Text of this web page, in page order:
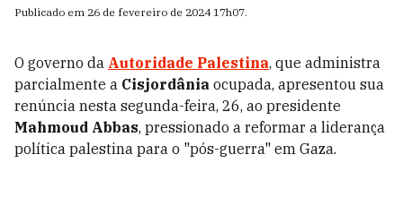
Publicado em 26 de fevereiro de 2024 17h07.
O governo da Autoridade Palestina, que administra
parcialmente a Cisjordânia ocupada, apresentou sua
renúncia nesta segunda-feira, 26, ao presidente
Mahmoud Abbas, pressionado a reformar a liderança
política palestina para o "pós-guerra" em Gaza.